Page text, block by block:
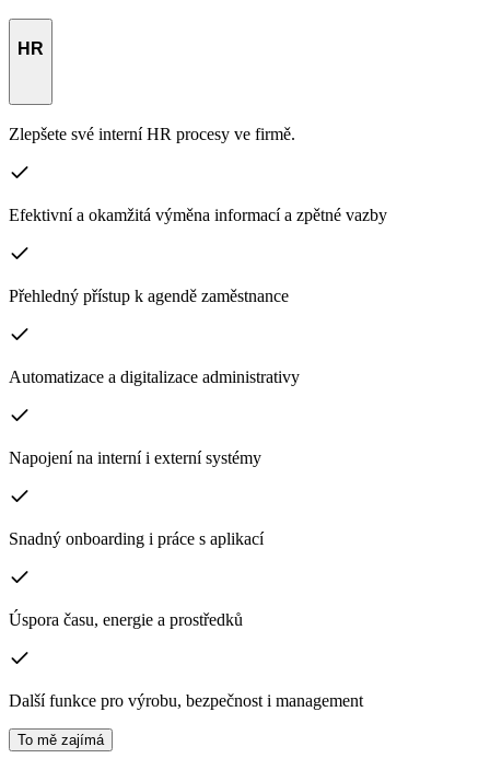
HR
Zlepšete své interní HR procesy ve firmě.
Efektivní a okamžitá výměna informací a zpětné vazby
Přehledný přístup k agendě zaměstnance
Automatizace a digitalizace administrativy
Napojení na interní i externí systémy
Snadný onboarding i práce s aplikací
Úspora času, energie a prostředků
Další funkce pro výrobu, bezpečnost i management
To mě zajímá